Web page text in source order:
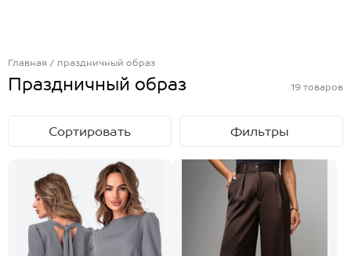
Главная праздничный образ
Праздничный образ 19 товаров